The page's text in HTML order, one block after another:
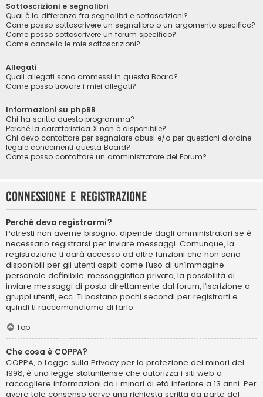
Sottoscrizioni e segnalibri
Qual è la differenza fra segnalibri e sottoscrizioni?
Come posso sottoscrivere un segnalibro o un argomento specifico?
Come posso sottoscrivere un forum specifico?
Come cancello le mie sottoscrizioni?
Allegati
Quali allegati sono ammessi in questa Board?
Come posso trovare i miei allegati?
Informazioni su phpBB
Chi ha scritto questo programma?
Perché la caratteristica X non è disponibile?
Chi devo contattare per segnalare abusi e/o per questioni d’ordine
legale concernenti questa Board?
Come posso contattare un amministratore del Forum?
Connessione e registrazione
Perché devo registrarmi?
Potresti non averne bisogno: dipende dagli amministratori se è
necessario registrarsi per inviare messaggi. Comunque, la
registrazione ti darà accesso ad altre funzioni che non sono
disponibili per gli utenti ospiti come l’uso di un’immagine
personale definibile, messaggistica privata, la possibilità di
inviare messaggi di posta direttamente dal forum, l’iscrizione a
gruppi utenti, ecc. Ti bastano pochi secondi per registrarti e
quindi ti raccomandiamo di farlo.
Top
Che cosa è COPPA?
COPPA, o Legge sulla Privacy per la protezione dei minori del
1998, è una legge statunitense che autorizza i siti web a
raccogliere informazioni da i minori di età inferiore a 13 anni. Per
avere tale consenso serve una richiesta scritta da parte del